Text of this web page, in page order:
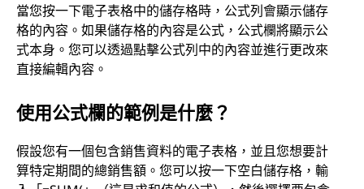
當您按一下電子表格中的儲存格時，公式列會顯示儲存
格的內容。如果儲存格的內容是公式，公式欄將顯示公
式本身。您可以透過點擊公式列中的內容並進行更改來
直接編輯內容。
使用公式欄的範例是什麼？
假設您有一個包含銷售資料的電子表格，並且您想要計
算特定期間的總銷售額。您可以按一下空白儲存格，輸